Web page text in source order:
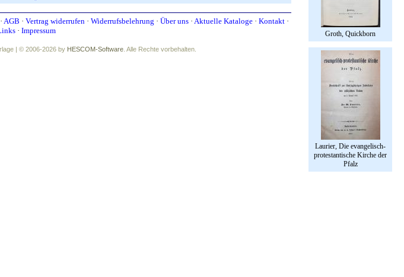
Groth, Quickborn
Laurier, Die evangelisch-
protestantische Kirche der
Pfalz
· AGB · Vertrag widerrufen· Widerrufsbelehrung · Über uns· Aktuelle Kataloge· Kontakt·
· Impressum
| © 2006-2026 by HESCOM-Software . Alle Rechte vorbehalten.